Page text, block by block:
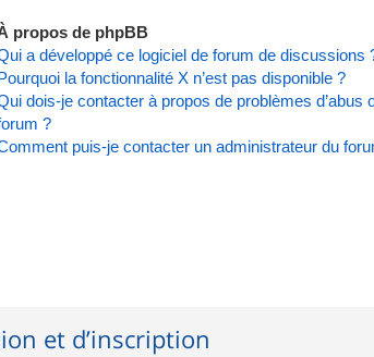
propos de phpBB
a développé ce logiciel de forum de discussions
la fonctionnalité X n’est pas disponible ?
dois-je contacter à propos de problèmes d’abus
?
puis-je contacter un administrateur du
et d’inscription